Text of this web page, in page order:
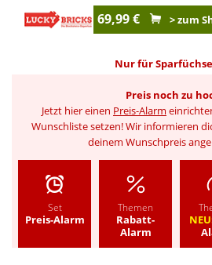
69,99 € > zum
Nur für
Preis noch zu
Jetzt hier einen Preis-Alarm
Wunschliste setzen! Wir informieren
deinem Wunschpreis
Set
Preis-Alarm
Themen
Rabatt-
Alarm